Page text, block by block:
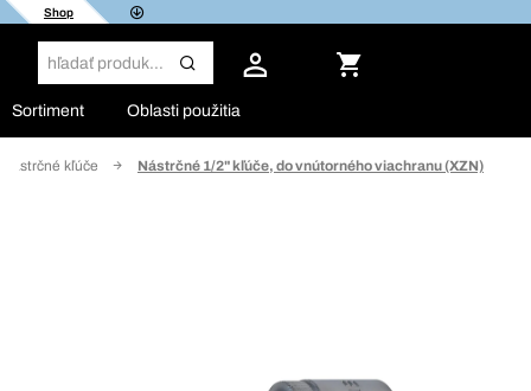
Shop
Sortiment Oblasti použitia
Nástrčné kľúče Nástrčné 1/2" kľúče, do vnútorného viachranu (XZN)